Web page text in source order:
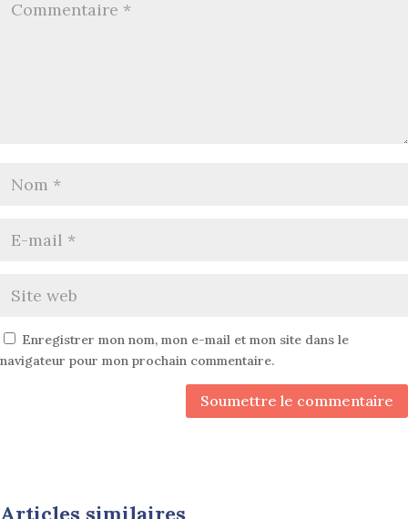
Enregistrer mon nom, mon e-mail et mon site dans le
navigateur pour mon prochain commentaire.
Soumettre le commentaire
Articles similaires